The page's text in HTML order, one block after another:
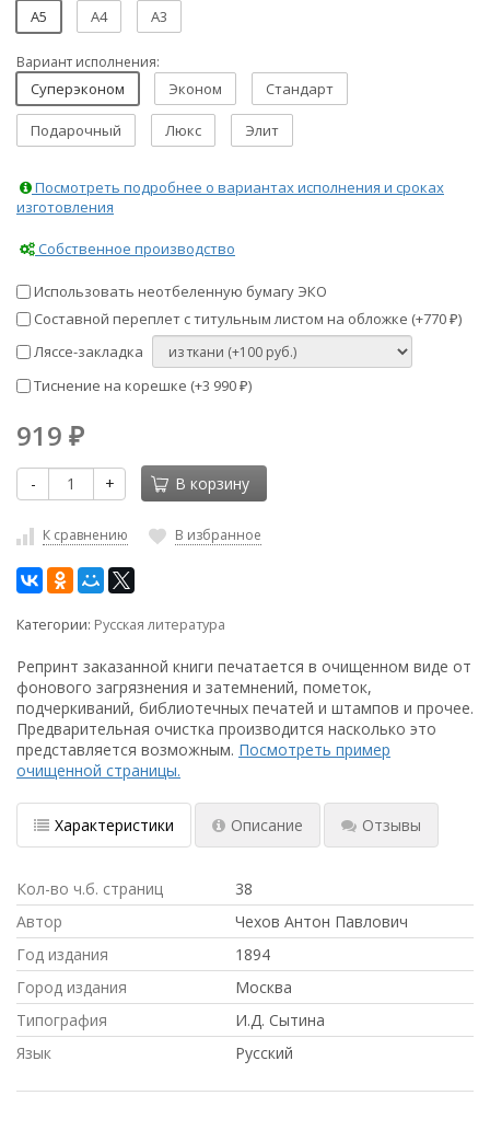
A5 A4 A3
Вариант исполнения:
Суперэконом Эконом Стандарт
Подарочный Люкс Элит
Посмотреть подробнее о вариантах исполнения и сроках
изготовления
Собственное производство
Использовать неотбеленную бумагу ЭКО
Составной переплет с титульным листом на обложке (+770 ₽)
Ляссе-закладка
Тиснение на корешке (+3 990 ₽)
919 ₽
- + В корзину
К сравнению В избранное
Категории: Русская литература
Репринт заказанной книги печатается в очищенном виде от
фонового загрязнения и затемнений, пометок,
подчеркиваний, библиотечных печатей и штампов и прочее.
Предварительная очистка производится насколько это
представляется возможным. Посмотреть пример
очищенной страницы.
Характеристики Описание Отзывы
Кол-во ч.б. страниц
38
Автор
Чехов Антон Павлович
Год издания
1894
Город издания
Москва
Типография
И.Д. Сытина
Язык
Русский